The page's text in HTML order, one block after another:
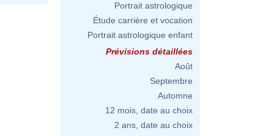
Portrait astrologique
Étude carrière et vocation
Portrait astrologique enfant
Prévisions détaillées
Août
Septembre
Automne
12 mois, date au choix
2 ans, date au choix